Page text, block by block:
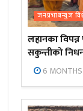
जनप्रभाबन्युज
लहानका
सकुन्तीको
6